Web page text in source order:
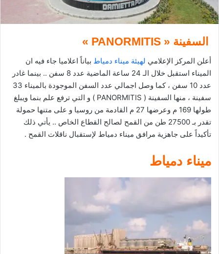
ك
ت
و
ي
ا
السفينة « PANORMITIS »
أعلن المركز الإعلامي لهيئة ميناء دمياط بياناً اعلاميا جاء فيه ان
الميناء استقبل خلال الـ 24 ساعة الماضية عدد 8 سفن .. بينما غادر
عدد 10 سفن ، كما وصل اجمالي عدد السفن الموجودة بالميناء 33
سفينة ، منها السفينة ( PANORMITIS ) و التي ترفع علم بنما ويبلغ
طولها 169 م وعرضها 27 م القادمة من روسيا و على متنها حمولة
تقدر بـ 27500 طن من القمح لصالح القطاع الخاص .. يأتي ذلك
تأكيداً على جاهزية مرافق ميناء دمياط لإستقبال ناقلات القمح .
ميناء دمياط